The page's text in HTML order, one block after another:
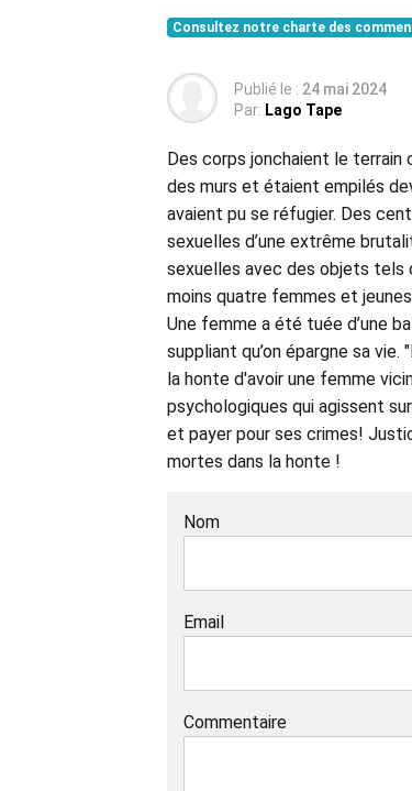
Consultez notre charte des
Publié le : 24 mai 2024
Par: Lago Tape
Des corps jonchaient le
des murs et étaient empilés
avaient pu se réfugier. Des
sexuelles d’une extrême
sexuelles avec des objets tels
moins quatre femmes et
Une femme a été tuée d’une
suppliant qu’on épargne sa
la honte d'avoir une femme
psychologiques qui agissent
et payer pour ses crimes!
mortes dans la honte !
Nom
Email
Commentaire